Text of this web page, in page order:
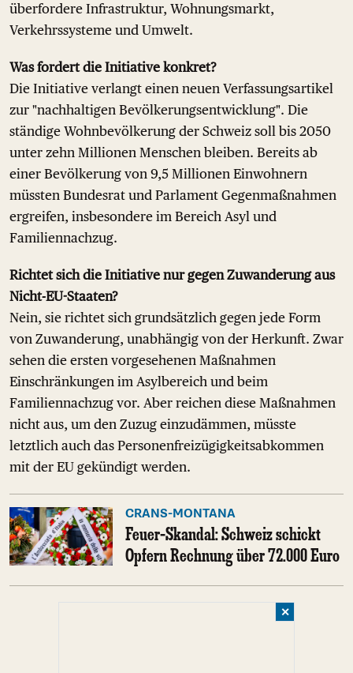
überfordere Infrastruktur, Wohnungsmarkt,
Verkehrssysteme und Umwelt.
Was fordert die Initiative konkret?
Die Initiative verlangt einen neuen Verfassungsartikel
zur "nachhaltigen Bevölkerungsentwicklung". Die
ständige Wohnbevölkerung der Schweiz soll bis 2050
unter zehn Millionen Menschen bleiben. Bereits ab
einer Bevölkerung von 9,5 Millionen Einwohnern
müssten Bundesrat und Parlament Gegenmaßnahmen
ergreifen, insbesondere im Bereich Asyl und
Familiennachzug.
Richtet sich die Initiative nur gegen Zuwanderung aus
Nicht-EU-Staaten?
Nein, sie richtet sich grundsätzlich gegen jede Form
von Zuwanderung, unabhängig von der Herkunft. Zwar
sehen die ersten vorgesehenen Maßnahmen
Einschränkungen im Asylbereich und beim
Familiennachzug vor. Aber reichen diese Maßnahmen
nicht aus, um den Zuzug einzudämmen, müsste
letztlich auch das Personenfreizügigkeitsabkommen
mit der EU gekündigt werden.
CRANS-MONTANA
Feuer-Skandal: Schweiz schickt
Opfern Rechnung über 72.000 Euro
✕